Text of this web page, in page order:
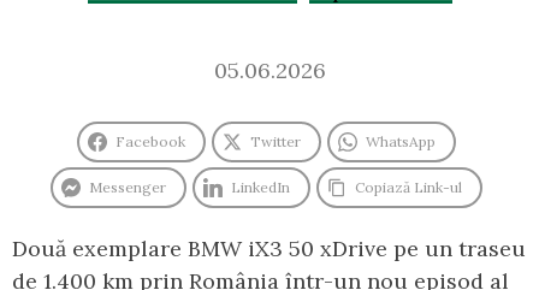
05.06.2026
Facebook Twitter WhatsApp
Messenger LinkedIn Copiază Link-ul
Două exemplare BMW iX3 50 xDrive pe un traseu
de 1.400 km prin România într-un nou episod al